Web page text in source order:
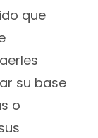
que
su base
o